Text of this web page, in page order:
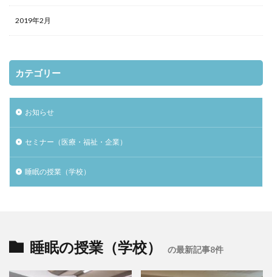
2019年2月
カテゴリー
お知らせ
セミナー（医療・福祉・企業）
睡眠の授業（学校）
睡眠の授業（学校） の最新記事8件